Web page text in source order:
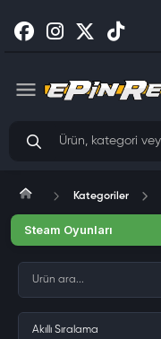
Kategoriler
Steam Oyunları